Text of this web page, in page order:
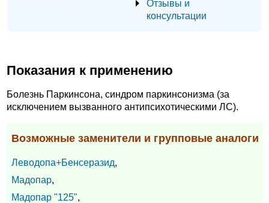
Отзывы и
консультации
Показания к применению
Болезнь Паркинсона, синдром паркинсонизма (за
исключением вызванного антипсихотическими ЛС).
Возможные заменители и групповые аналоги
Леводопа+Бенсеразид,
Мадопар,
Мадопар "125",